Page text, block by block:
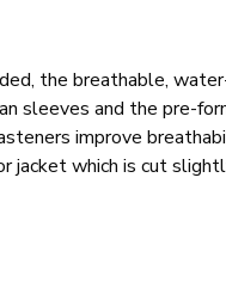
the breathable,
sleeves and the pre-
improve
jacket which is cut